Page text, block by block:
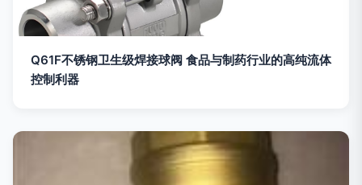
Q61F不锈钢卫生级焊接球阀 食品与制药行业的高纯流体
控制利器